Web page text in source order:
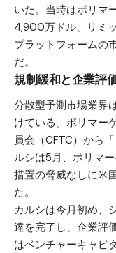
いた。当時はポリマ
4,900万ドル、リミ
プラットフォームの
だ。
規制緩和と企業評
分散型予測市場業界
けている。ポリマー
員会（CFTC）から
ルシは5月、ポリマ
措置の脅威なしに米
た。
カルシは今月初め、
達を完了し、企業評
はベンチャーキャピ